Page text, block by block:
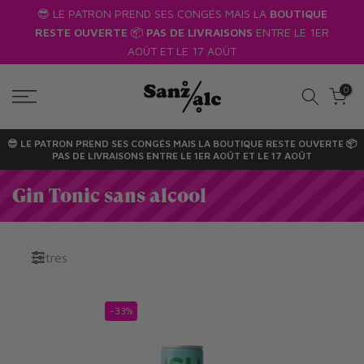
Passer
texte
😎 LE PATRON PREND SES CONGÉS MAIS LA BOUTIQUE
RESTE OUVERTE 📦 PAS DE LIVRAISONS ENTRE LE 1ER
AOÛT ET LE 17 AOÛT
0
😎 LE PATRON PREND SES CONGÉS MAIS LA BOUTIQUE RESTE OUVERTE 📦
PAS DE LIVRAISONS ENTRE LE 1ER AOÛT ET LE 17 AOÛT
Gin Tonic sans alcool
Filtres
-33%